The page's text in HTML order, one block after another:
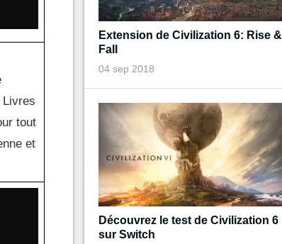
Livres
tout
et
Extension de Civilization 6: Rise &
Fall
04 sep 2018
Découvrez le test de Civilization 6
sur Switch